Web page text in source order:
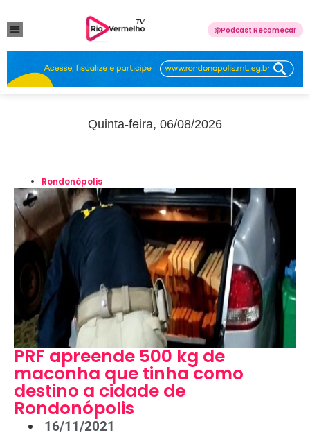
Podcast Recomecar
Quinta-feira, 06/08/2026
Rondonópolis
PRF apreende 500 kg de
maconha que tinha como
destino a cidade de
Rondonópolis
16/11/2021